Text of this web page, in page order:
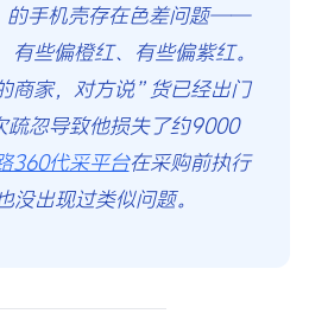
的手机壳存在色差问题——
有些偏橙红、有些偏紫红。
商家，对方说”货已经出门
疏忽导致他损失了约9000
360代采平台在采购前执行
出现过类似问题。